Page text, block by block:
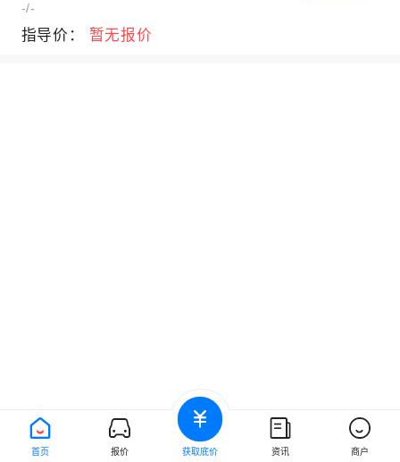
-/-
指导价： 暂无报价
首页 报价 获取底价 资讯 商户